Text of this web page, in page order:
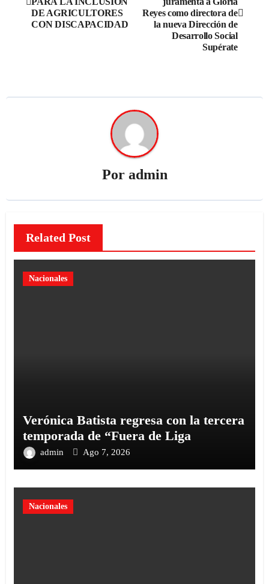
DE AGRICULTORES
CON DISCAPACIDAD
Reyes como directora de
la nueva Dirección de
Desarrollo Social
Supérate
Por admin
Related Post
Nacionales
Verónica Batista regresa con la tercera
temporada de “Fuera de Liga
admin Ago 7, 2026
Nacionales